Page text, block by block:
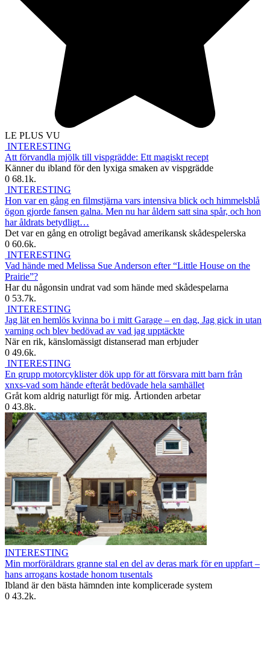
LE PLUS VU
INTERESTING
Att förvandla mjölk till vispgrädde: Ett magiskt recept
Känner du ibland för den lyxiga smaken av vispgrädde
0 68.1k.
INTERESTING
Hon var en gång en filmstjärna vars intensiva blick och himmelsblå
ögon gjorde fansen galna. Men nu har åldern satt sina spår, och hon
har åldrats betydligt…
Det var en gång en otroligt begåvad amerikansk skådespelerska
0 60.6k.
INTERESTING
Vad hände med Melissa Sue Anderson efter “Little House on the
Prairie”?
Har du någonsin undrat vad som hände med skådespelarna
0 53.7k.
INTERESTING
Jag lät en hemlös kvinna bo i mitt Garage – en dag, Jag gick in utan
varning och blev bedövad av vad jag upptäckte
När en rik, känslomässigt distanserad man erbjuder
0 49.6k.
INTERESTING
En grupp motorcyklister dök upp för att försvara mitt barn från
xnxs-vad som hände efteråt bedövade hela samhället
Gråt kom aldrig naturligt för mig. Årtionden arbetar
0 43.8k.
INTERESTING
Min morföräldrars granne stal en del av deras mark för en uppfart –
hans arrogans kostade honom tusentals
Ibland är den bästa hämnden inte komplicerade system
0 43.2k.